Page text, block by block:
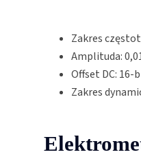
Zakres
Amplituda:
Offset DC:
Zakres